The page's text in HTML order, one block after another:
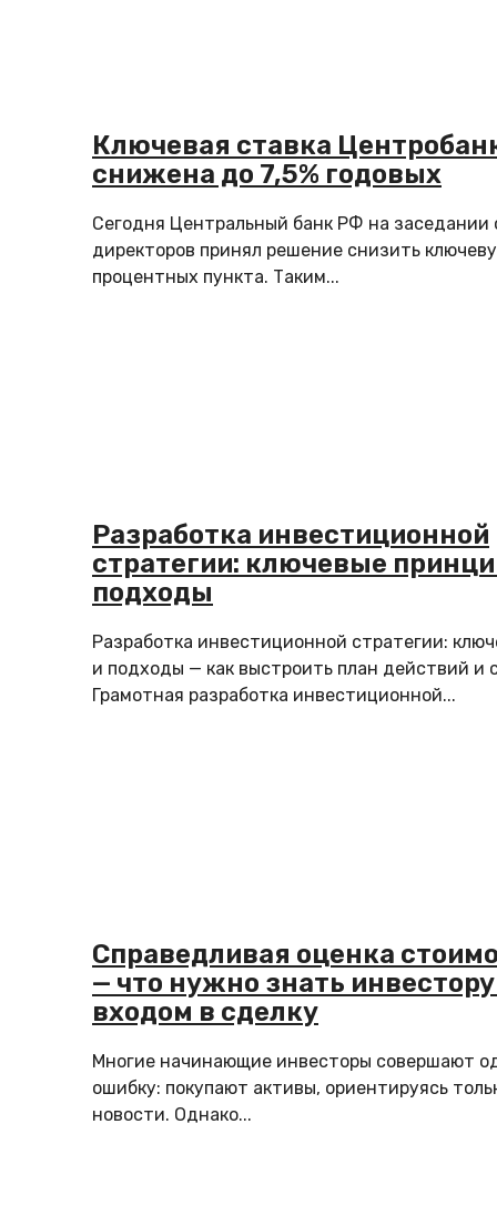
Ключевая ставка
снижена до 7,5% годовых
Сегодня Центральный банк РФ на заседании
директоров принял решение снизить
процентных пункта. Таким...
Разработка инвестиционной
стратегии: ключевые
подходы
Разработка инвестиционной стратегии:
и подходы — как выстроить план действий и
Грамотная разработка инвестиционной...
Справедливая оценка
— что нужно знать
входом в сделку
Многие начинающие инвесторы совершают
ошибку: покупают активы, ориентируясь
новости. Однако...